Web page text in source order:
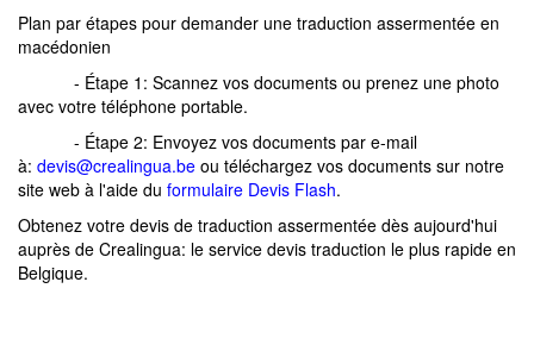
Plan par étapes pour demander une traduction assermentée en
macédonien
- Étape 1: Scannez vos documents ou prenez une photo
avec votre téléphone portable.
- Étape 2: Envoyez vos documents par e-mail
à: devis@crealingua.be ou téléchargez vos documents sur notre
site web à l'aide du formulaire Devis Flash.
Obtenez votre devis de traduction assermentée dès aujourd'hui
auprès de Crealingua: le service devis traduction le plus rapide en
Belgique.